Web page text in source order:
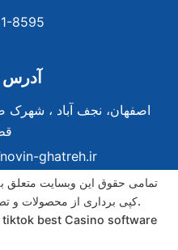
8595
اصفهان، نجف آباد ، شهرک
ghatreh.ir
تمامی حقوق این وبسایت متعلق
کپی برداری از محصولات و تصاویر پیگرد قانونی خواهد داشت.
tiktok best Casino software